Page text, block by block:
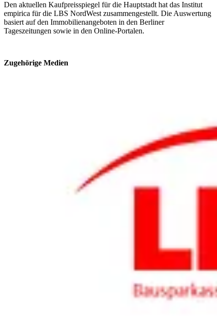
Den aktuellen Kaufpreisspiegel für die Hauptstadt hat das Institut
empirica für die LBS NordWest zusammengestellt. Die Auswertung
basiert auf den Immobilien­angeboten in den Berliner
Tageszeitungen sowie in den Online-Portalen.
Zugehörige Medien